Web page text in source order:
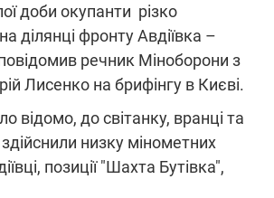
доби окупанти різко
ділянці фронту Авдіївка –
речник Міноборони з
Лисенко на брифінгу в Києві.
відомо, до світанку, вранці та
низку мінометних
позиції "Шахта Бутівка",